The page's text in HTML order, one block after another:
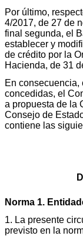
Por último,
4/2017, de 27 de
final segunda, el
establecer y
de crédito por la
Hacienda, de 31
En consecuencia,
concedidas, el
a propuesta de la
Consejo de
contiene las
Norma 1.
1. La presente
previsto en la